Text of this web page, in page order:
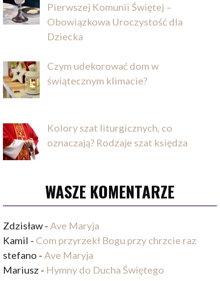
Pierwszej Komunii Świętej –
Obowiązkowa Uroczystość dla
Dziecka
Czym udekorować dom w
świątecznym klimacie?
Kolory szat liturgicznych, co
oznaczają? Rodzaje szat księdza
WASZE KOMENTARZE
Zdzisław - Ave Maryja
Kamil - Com przyrzekł Bogu przy chrzcie raz
stefano - Ave Maryja
Mariusz - Hymny do Ducha Świętego